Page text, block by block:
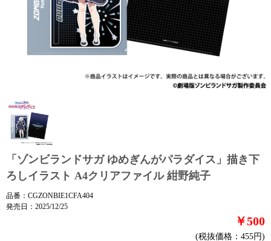
「ゾンビランドサガ ゆめぎんがパラダイス」描き下
ろしイラスト A4クリアファイル 紺野純子
品番：CGZONBIE1CFA404
発売日：2025/12/25
￥500
(税抜価格：455円)